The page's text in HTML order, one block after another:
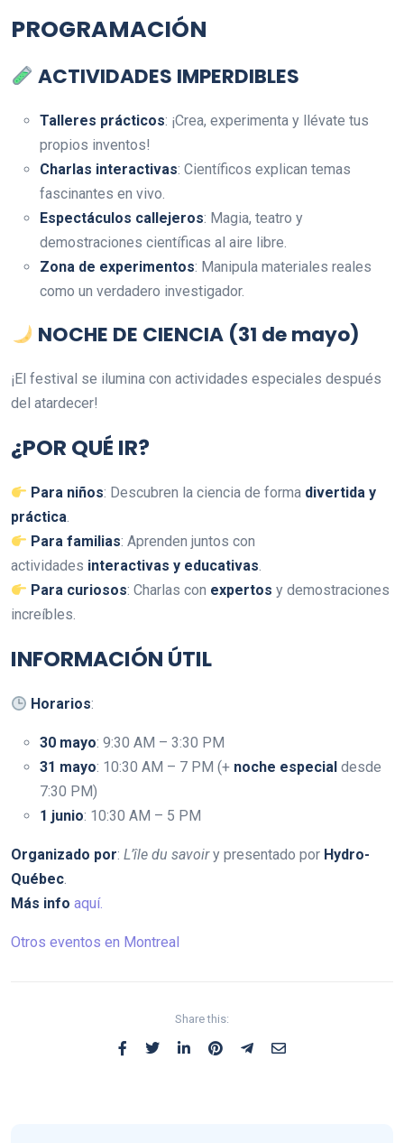
PROGRAMACIÓN
ACTIVIDADES IMPERDIBLES
Talleres prácticos: ¡Crea, experimenta y llévate tus
propios inventos!
Charlas interactivas: Científicos explican temas
fascinantes en vivo.
Espectáculos callejeros: Magia, teatro y
demostraciones científicas al aire libre.
Zona de experimentos: Manipula materiales reales
como un verdadero investigador.
NOCHE DE CIENCIA (31 de mayo)
¡El festival se ilumina con actividades especiales después
del atardecer!
¿POR QUÉ IR?
Para niños: Descubren la ciencia de forma divertida y
práctica.
Para familias: Aprenden juntos con
actividades interactivas y educativas.
Para curiosos: Charlas con expertos y demostraciones
increíbles.
INFORMACIÓN ÚTIL
Horarios:
30 mayo: 9:30 AM – 3:30 PM
31 mayo: 10:30 AM – 7 PM (+ noche especial desde
7:30 PM)
1 junio: 10:30 AM – 5 PM
Organizado por: L’île du savoiry presentado por Hydro-
Québec.
Más info aquí.
Otros eventos en Montreal
Share this: